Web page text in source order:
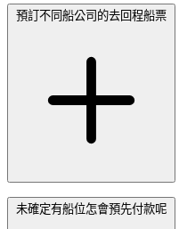
預訂不同船公司的去回程船票
未確定有船位怎會預先付款呢